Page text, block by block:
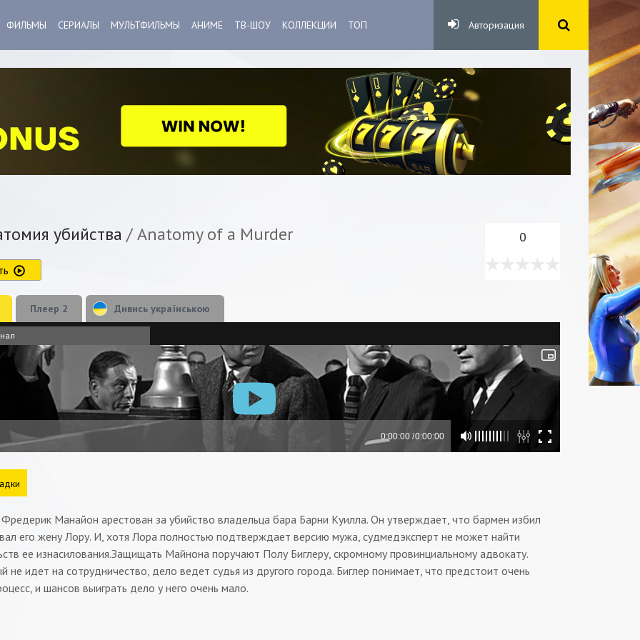
ФИЛЬМЫ СЕРИАЛЫ МУЛЬТФИЛЬМЫ АНИМЕ ТВ-ШОУ КОЛЛЕКЦИИ ТОП Авторизация
убийства / Anatomy of a Murder 0
Плеер 2 Дивись українською
Манайон арестован за убийство владельца бара Барни Куилла. Он утверждает, что бармен избил
его жену Лору. И, хотя Лора полностью подтверждает версию мужа, судмедэксперт не может найти
ее изнасилования.Защищать Майнона поручают Полу Биглеру, скромному провинциальному адвокату.
не идет на сотрудничество, дело ведет судья из другого города. Биглер понимает, что предстоит очень
и шансов выиграть дело у него очень мало.